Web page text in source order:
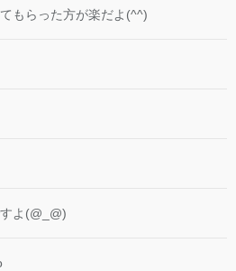
もらった方が楽だよ(^^)
よ(@_@)